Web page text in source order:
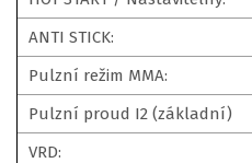
ANTI STICK:
Pulzní režim MMA:
Pulzní proud I2 (základní)
VRD: